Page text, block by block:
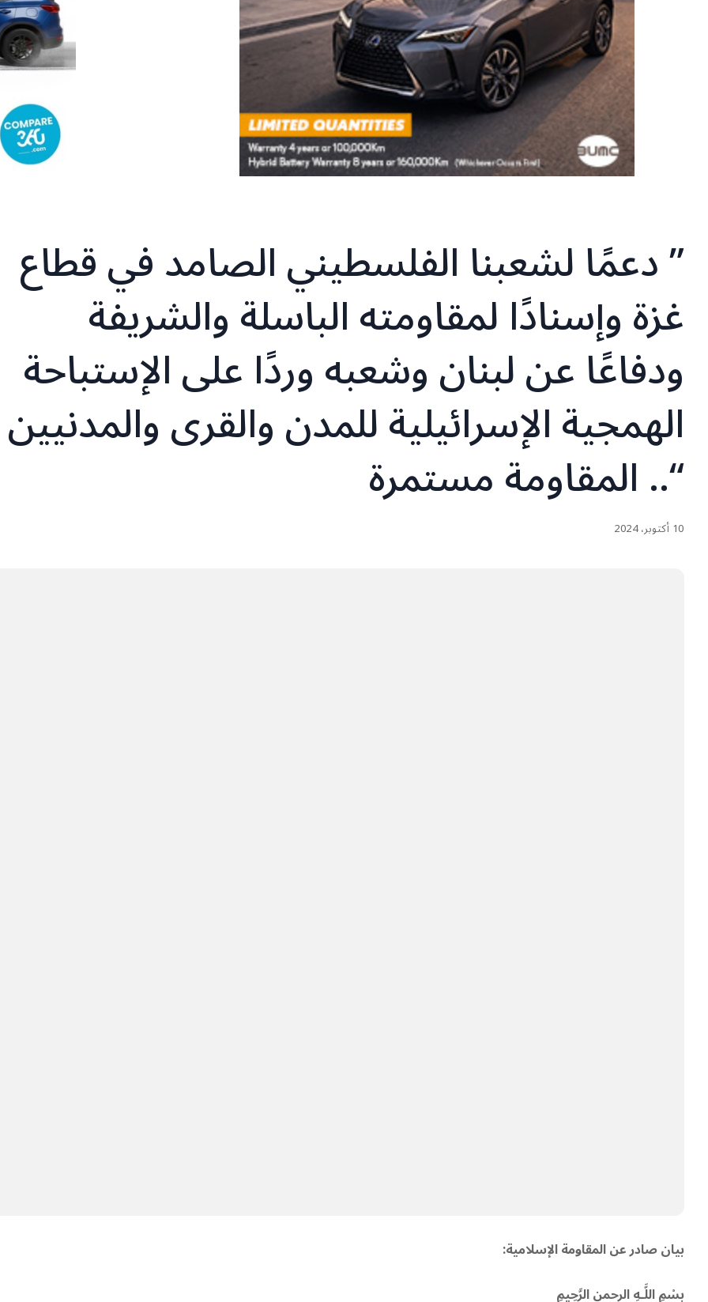
” دعمًا لشعبنا الفلسطيني الصامد في قطاع
غزة وإسنادًا لمقاومته الباسلة ‌‏‌‏‌والشريفة
ودفاعًا عن لبنان وشعبه وردًا على الإستباحة
الهمجية الإسرائيلية للمدن والقرى والمدنيين
“.. المقاومة مستمرة
10 أكتوبر، 2024
بيان صادر عن المقاومة الإسلامية:
بِسْمِ اللَّـهِ الرحمن الرَّحِيمِ